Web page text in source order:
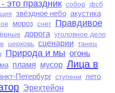
это праздник собор фсб
звёздное небо акустика
мороз снег Правдивое
дорога уголовное дело
церковь сценарии танец
Природа и мы огонь
пламя мусор Лица в
Петербург ступени лето
Эрехтейон